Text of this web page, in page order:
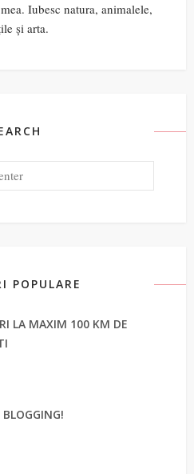
Iubesc natura, animalele,
și arta.
POPULARE
LA MAXIM 100 KM DE